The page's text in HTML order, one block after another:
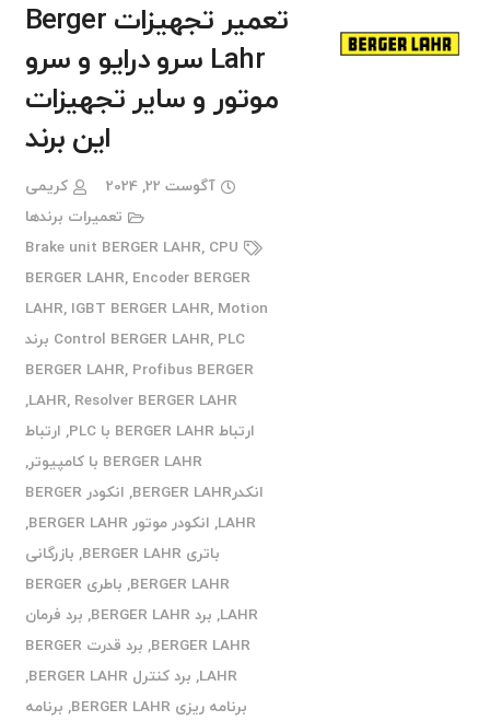
تعمیر تجهیزات Berger
Lahr سرو درایو و سرو
موتور و سایر تجهیزات
این برند
آگوست 22, 2024
کریمی
تعمیرات برندها
Brake unit BERGER LAHR, CPU
BERGER LAHR, Encoder BERGER
LAHR, IGBT BERGER LAHR, Motion
Control BERGER LAHR,
PLC برند
BERGER LAHR, Profibus BERGER
LAHR, Resolver BERGER LAHR
,
ارتباط BERGER LAHR با PLC
, ارتباط
BERGER LAHR با کامپیوتر
,
انکدرBERGER LAHR
,
انکودر BERGER
LAHR
, انکودر موتور BERGER LAHR
,
باتری BERGER LAHR
, بازرگانی
BERGER LAHR
,
باطری BERGER
LAHR
, برد BERGER LAHR , برد فرمان
BERGER LAHR
,
برد قدرت BERGER
LAHR
, برد کنترل BERGER LAHR
,
برنامه ریزی BERGER LAHR
, برنامه